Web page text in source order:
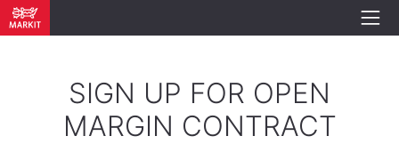
SIGN UP FOR OPEN
MARGIN CONTRACT